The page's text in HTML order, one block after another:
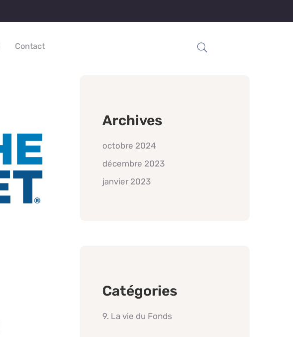
Contact
Archives
octobre 2024
décembre 2023
janvier 2023
Catégories
9. La vie du Fonds